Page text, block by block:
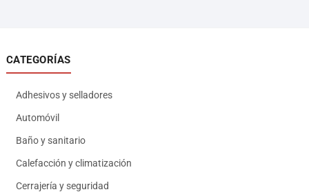
CATEGORÍAS
Adhesivos y selladores
Automóvil
Baño y sanitario
Calefacción y climatización
Cerrajería y seguridad